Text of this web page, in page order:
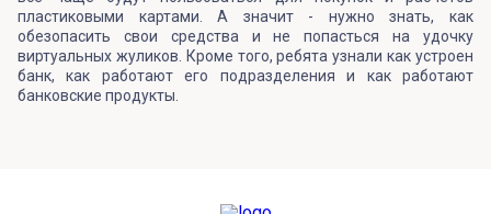
пластиковыми картами. А значит - нужно знать, как
обезопасить свои средства и не попасться на удочку
виртуальных жуликов. Кроме того, ребята узнали как устроен
банк, как работают его подразделения и как работают
банковские продукты.